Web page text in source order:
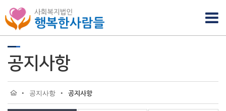
공지사항
• 공지사항 • 공지사항